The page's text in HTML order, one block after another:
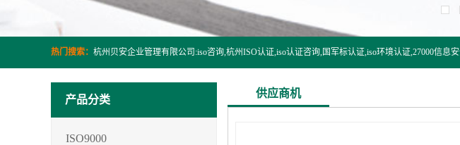
热门搜索：
产品分类
ISO9000
供应商机